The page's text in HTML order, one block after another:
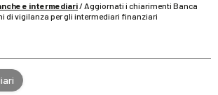
e intermediari/Aggiornati i chiarimenti Banca
di vigilanza per gli intermediari finanziari